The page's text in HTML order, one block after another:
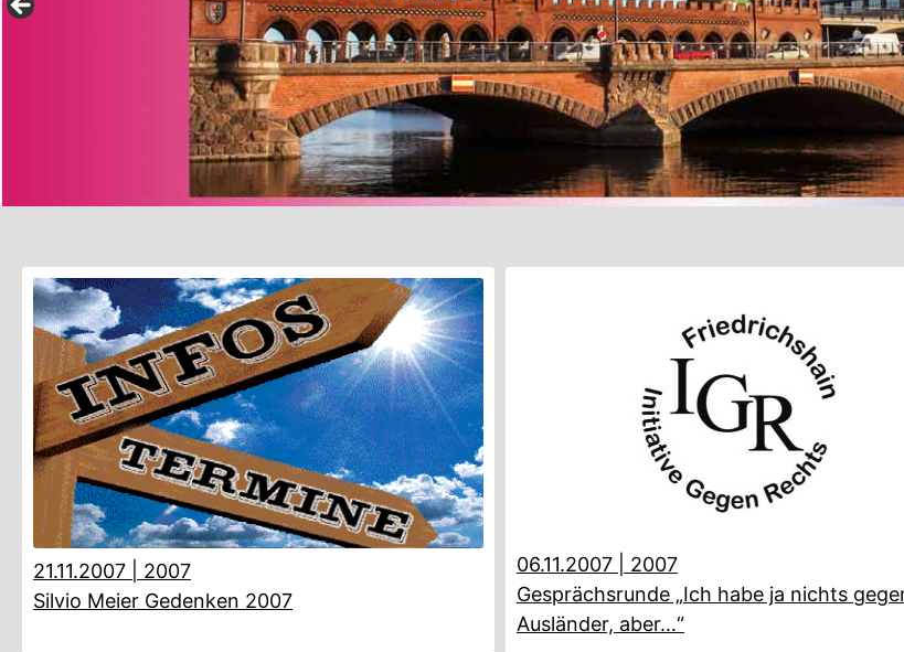
21.11.2007
2007
Silvio Meier Gedenken 2007
06.11.2007| 2007
Gesprächsrunde „Ich habe ja nichts
Ausländer, aber…“